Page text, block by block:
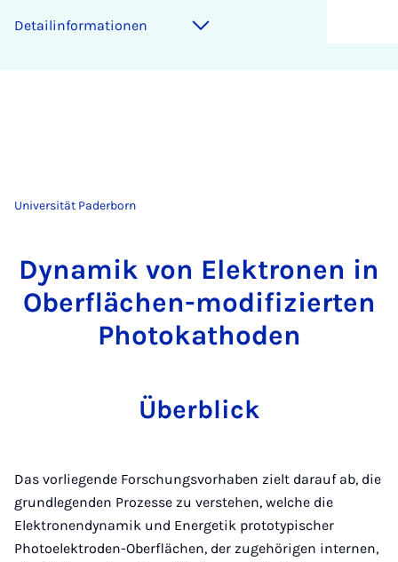
Detailinformationen
Universität Paderborn
Dynamik von Elektronen in
Oberflächen-modifizierten
Photokathoden
Überblick
Das vorliegende Forschungsvorhaben zielt darauf ab, die
grundlegenden Prozesse zu verstehen, welche die
Elektronendynamik und Energetik prototypischer
Photoelektroden-Oberflächen, der zugehörigen internen,